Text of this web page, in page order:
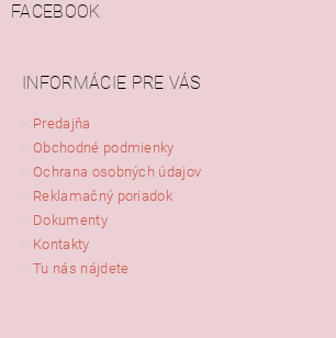
FACEBOOK
INFORMÁCIE PRE VÁS
Predajňa
Obchodné podmienky
Ochrana osobných údajov
Reklamačný poriadok
Dokumenty
Kontakty
Tu nás nájdete